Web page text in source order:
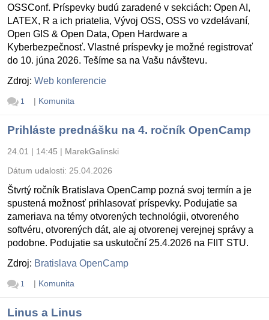
OSSConf. Príspevky budú zaradené v sekciách: Open AI,
LATEX, R a ich priatelia, Vývoj OSS, OSS vo vzdelávaní,
Open GIS & Open Data, Open Hardware a
Kyberbezpečnosť. Vlastné príspevky je možné registrovať
do 10. júna 2026. Tešíme sa na Vašu návštevu.
Zdroj: Web konferencie
1 | Komunita
Prihláste prednášku na 4. ročník OpenCamp
24.01 | 14:45 | MarekGalinski
Dátum udalosti: 25.04.2026
Štvrtý ročník Bratislava OpenCamp pozná svoj termín a je
spustená možnosť prihlasovať príspevky. Podujatie sa
zameriava na témy otvorených technológii, otvoreného
softvéru, otvorených dát, ale aj otvorenej verejnej správy a
podobne. Podujatie sa uskutoční 25.4.2026 na FIIT STU.
Zdroj: Bratislava OpenCamp
1 | Komunita
Linus a Linus